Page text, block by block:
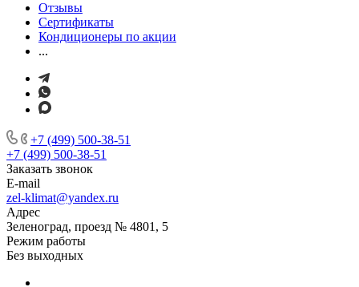
Отзывы
Сертификаты
Кондиционеры по акции
...
+7 (499) 500-38-51
+7 (499) 500-38-51
Заказать звонок
E-mail
zel-klimat@yandex.ru
Адрес
Зеленоград, проезд № 4801, 5
Режим работы
Без выходных